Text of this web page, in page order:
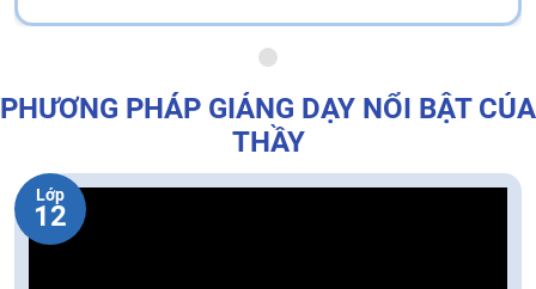
PHƯƠNG PHÁP GIẢNG DẠY NỔI BẬT CỦA
THẦY
Lớp
12